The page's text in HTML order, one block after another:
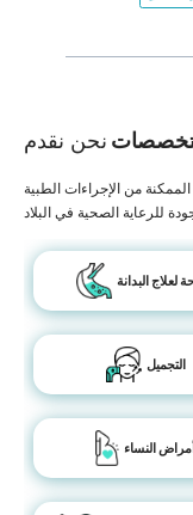
نحن نقدم
من الإجراءات الطبية
لعلاج البدانة
التجميل
النساء